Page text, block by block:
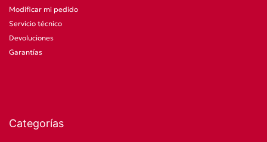
Modificar mi pedido
Servicio técnico
Devoluciones
Garantías
Categorías